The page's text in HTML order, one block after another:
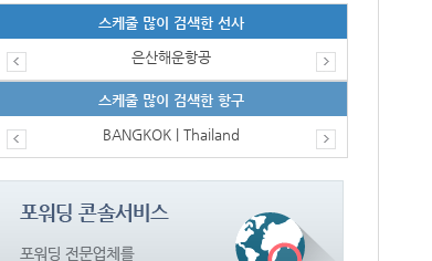
스케줄 많이 검색한 선사
은산해운항공
스케줄 많이 검색한 항구
BANGKOK | Thailand